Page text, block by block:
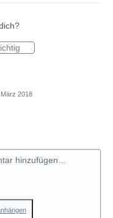
2018
hinzufügen…